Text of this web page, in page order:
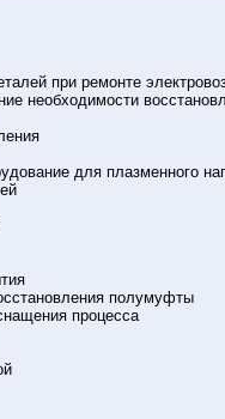
при ремонте
необходимости
для плазменного
полумуфты
процесса